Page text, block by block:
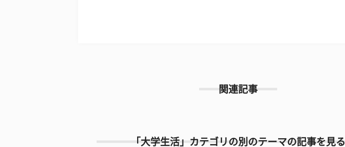
関連記事
「大学生活」カテゴリの別のテーマの記事を見る